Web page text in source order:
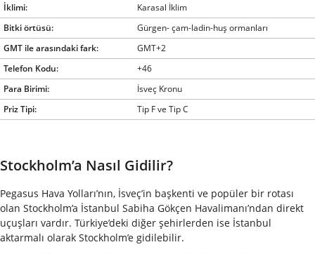
İklimi:
Karasal İklim
Bitki örtüsü:
Gürgen- çam-ladin-huş ormanları
GMT ile arasındaki fark:
GMT+2
Telefon Kodu:
+46
Para Birimi:
İsveç Kronu
Priz Tipi:
Tip F ve Tip C
Stockholm’a Nasıl Gidilir?
Pegasus Hava Yolları’nın, İsveç’in başkenti ve popüler bir rotası
olan Stockholm’a İstanbul Sabiha Gökçen Havalimanı’ndan direkt
uçuşları vardır. Türkiye’deki diğer şehirlerden ise İstanbul
aktarmalı olarak Stockholm’e gidilebilir.